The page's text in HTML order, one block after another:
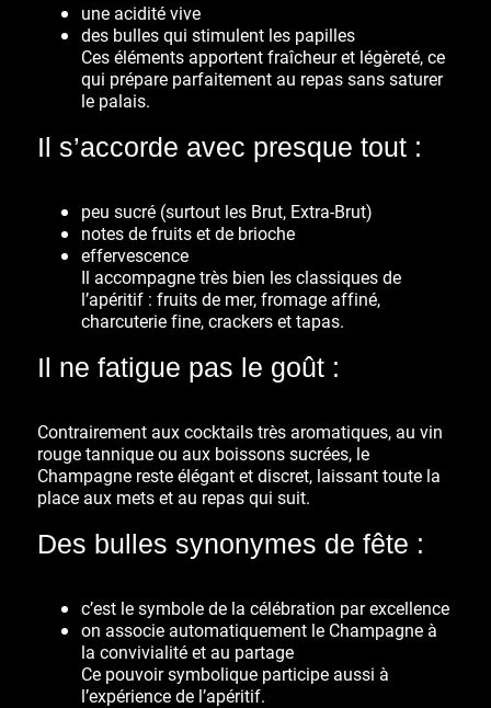
une acidité vive
des bullesqui stimulent les papilles
Ces éléments apportent fraîcheur et légèreté, ce
qui prépare parfaitement au repas sans saturer
le palais.
Il s’accorde avec presque tout :
peu sucré (surtout les Brut, Extra-Brut)
notes de fruits et de brioche
effervescence
Il accompagne très bien les classiques de
l’apéritif : fruits de mer, fromage affiné,
charcuterie fine, crackers et tapas.
Il ne fatigue pas le goût :
Contrairement aux cocktails très aromatiques, au vin
rouge tannique ou aux boissons sucrées, le
Champagne resteélégant et discret, laissant toute la
place aux mets et au repas qui suit.
Des bulles synonymes de fête :
c’est le symbole de la célébration par excellence
on associe automatiquement le Champagne à
la convivialité et au partage
Ce pouvoir symbolique participe aussi à
l’expérience de l’apéritif.